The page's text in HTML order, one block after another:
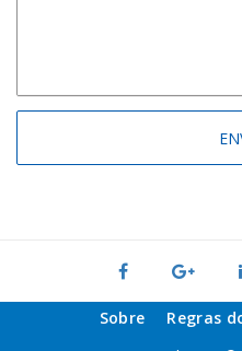
Sobre Regras